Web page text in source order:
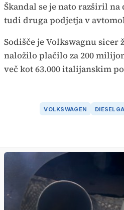
Škandal se je nato razširil
tudi druga podjetja v
Sodišče je Volkswagnu sicer
naložilo plačilo za 200
več kot 63.000 italijanskim
VOLKSWAGEN